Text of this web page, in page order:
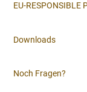
EU-RESPONSIBLE
Downloads
Noch Fragen?